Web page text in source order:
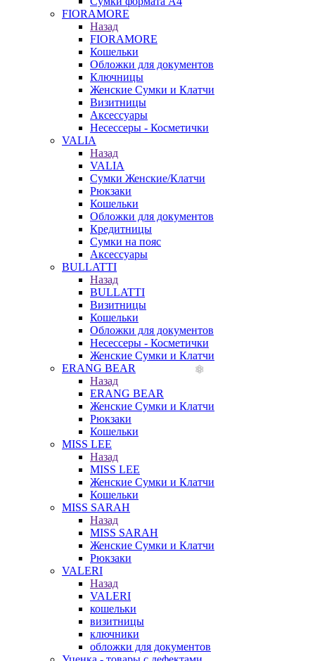
FIORAMORE
Назад
FIORAMORE
Кошельки
Обложки для документов
Ключницы
Женские Сумки и Клатчи
Визитницы
Аксессуары
Несессеры - Косметички
VALIA
Назад
VALIA
Сумки Женские/Клатчи
Рюкзаки
Кошельки
Обложки для документов
Кредитницы
Сумки на пояс
Аксессуары
BULLATTI
Назад
BULLATTI
Визитницы
Кошельки
Обложки для документов
Несессеры - Косметички
Женские Сумки и Клатчи
ERANG BEAR
Назад
ERANG BEAR
Женские Сумки и Клатчи
Рюкзаки
Кошельки
MISS LEE
Назад
MISS LEE
Женские Сумки и Клатчи
Кошельки
MISS SARAH
Назад
MISS SARAH
Женские Сумки и Клатчи
Рюкзаки
VALERI
Назад
VALERI
кошельки
визитницы
ключники
обложки для документов